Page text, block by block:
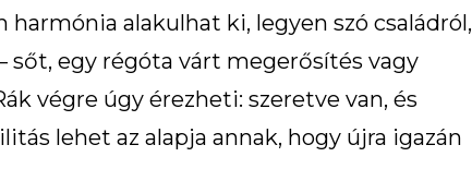
harmónia alakulhat ki, legyen szó családról,
sőt, egy régóta várt megerősítés vagy
végre úgy érezheti: szeretve van, és
lehet az alapja annak, hogy újra igazán